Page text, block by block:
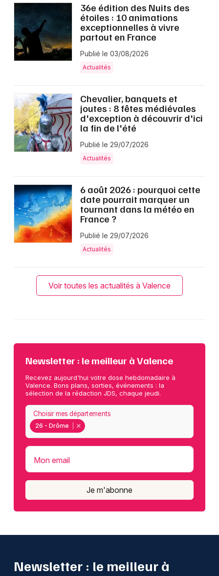
36e édition des Nuits des
étoiles : 10 animations
exceptionnelles à vivre
partout en France
Publié le 03/08/2026
Actualités
Chevalier, banquets et
joutes : 8 fêtes médiévales
d'exception à découvrir d'ici
la fin de l'été
Publié le 29/07/2026
Actualités
6 août 2026 : pourquoi cette
date pourrait marquer un
tournant dans la météo en
France ?
Publié le 29/07/2026
Actualités
Voir toutes les actualités à Valence
Newsletter : le meilleur à Valence
Recevez aujourd'hui votre dose hebdomadaire à
Valence. Bons plans, sorties, événements : la
sélection de la rédaction JDS, chaque jeudi.
26 - Drôme
Choisir mes départements
Mon email
Je m'abonne
Newsletter : le meilleur à